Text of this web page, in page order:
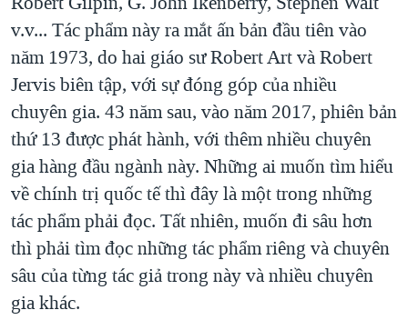
v.v... Tác phẩm này ra mắt ấn bản đầu tiên vào
năm 1973, do hai giáo sư Robert Art và Robert
Jervis biên tập, với sự đóng góp của nhiều
chuyên gia. 43 năm sau, vào năm 2017, phiên bản
thứ 13 được phát hành, với thêm nhiều chuyên
gia hàng đầu ngành này. Những ai muốn tìm hiểu
về chính trị quốc tế thì đây là một trong những
tác phẩm phải đọc. Tất nhiên, muốn đi sâu hơn
thì phải tìm đọc những tác phẩm riêng và chuyên
sâu của từng tác giả trong này và nhiều chuyên
gia khác.